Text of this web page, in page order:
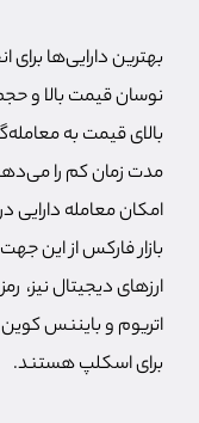
بهترین دارایی‌ها برای
نوسان قیمت بالا و
بالای قیمت به
مدت زمان کم را
امکان معامله
بازار فارکس از این
ارزهای دیجیتال نیز،
اتریوم و بایننس
برای اسکلپ هستند.